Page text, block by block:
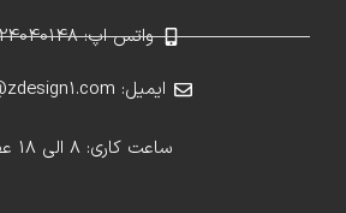
واتس اپ: 09924040148
ایمیل: info@zdesign1.com
ساعت کاری: 8 الی 18 عصر